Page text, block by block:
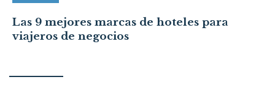
Las 9 mejores marcas de hoteles para
viajeros de negocios